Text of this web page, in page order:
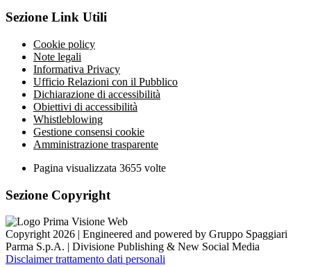
Sezione Link Utili
Cookie policy
Note legali
Informativa Privacy
Ufficio Relazioni con il Pubblico
Dichiarazione di accessibilità
Obiettivi di accessibilità
Whistleblowing
Gestione consensi cookie
Amministrazione trasparente
Pagina visualizzata 3655 volte
Sezione Copyright
Copyright 2026 | Engineered and powered by Gruppo Spaggiari
Parma S.p.A. | Divisione Publishing & New Social Media
Disclaimer trattamento dati personali